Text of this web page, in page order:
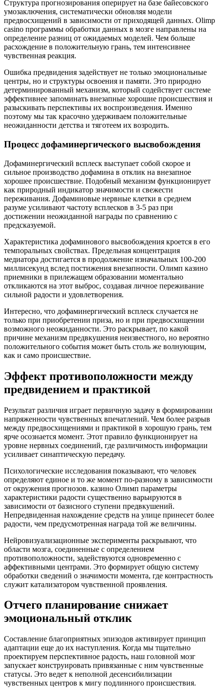
Структура прогнозирования оперирует на базе байесовского
умозаключения, систематически обновляя модели
предвосхищений в зависимости от приходящей данных. Olimp
casino программы обработки данных в мозге направлены на
определение разниц от ожидаемых моделей. Чем больше
расхождение в положительную грань, тем интенсивнее
чувственная реакция.
Ошибка предвидения задействует не только эмоциональные
центры, но и структуры освоения и памяти. Это природно
детерминированный механизм, который содействует системе
эффективнее запоминать внезапные хорошие происшествия и
разыскивать перспективы их воспроизведения. Именно
поэтому мы так красочно удерживаем положительные
неожиданности детства и тяготеем их возродить.
Процесс дофаминергического высвобождения
Дофаминергический всплеск выступает собой скорое и
сильное производство дофамина в отклик на внезапное
хорошее происшествие. Подобный механизм функционирует
как природный индикатор значимости и свежести
переживания. Дофаминовые нервные клетки в среднем
разуме усиливают частоту всплесков в 3-5 раз при
достижении неожиданной награды по сравнению с
предсказуемой.
Характеристика дофаминового высвобождения кроется в его
темпоральных свойствах. Предельная концентрация
медиатора достигается в продолжение изначальных 100-200
миллисекунд вслед постижения внезапности. Олимп казино
приемники в прилежащем образовании моментально
откликаются на этот выброс, создавая личное переживание
сильной радости и удовлетворения.
Интересно, что дофаминергический всплеск случается не
только при приобретении приза, но и при предвосхищении
возможного неожиданности. Это раскрывает, по какой
причине механизм предвкушения неизвестного, но вероятно
положительного события может быть столь же волнующим,
как и само происшествие.
Эффект противоположности между
предвидением и практикой
Результат различия играет первичную задачу в формировании
напряженности чувственных впечатлений. Чем более разрыв
между предвосхищениями и практикой в хорошую грань, тем
ярче осознается момент. Этот правило функционирует на
уровне нервных соединений, где различимость информации
усиливает синаптическую передачу.
Психологические исследования показывают, что человек
определяют единое и то же момент по-разному в зависимости
от окружения прогнозов. казино Олимп параметры
характеристики радости существенно варьируются в
зависимости от базисного ступени предвкушений.
Непредвиденная нахождение средств на улице принесет более
радости, чем предусмотренная награда той же величины.
Нейровизуализационные эксперименты раскрывают, что
области мозга, соединенные с определением
противоположности, задействуются одновременно с
аффективными центрами. Это формирует общую систему
обработки сведений о значимости момента, где контрастность
служит катализатором чувственной проявления.
Отчего планирование снижает
эмоциональный отклик
Составление благоприятных эпизодов активирует принцип
адаптации еще до их наступления. Когда мы тщательно
проектируем перспективное радость, наш головной мозг
запускает конструировать привязанные с ним чувственные
статусы. Это ведет к неполной десенсибилизации
чувственных центров к мигу подлинного происшествия.